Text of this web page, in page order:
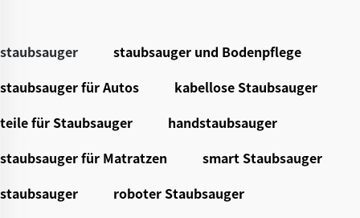
staubsauger
staubsauger und Bodenpflege
staubsauger für Autos
kabellose Staubsauger
teile für Staubsauger
handstaubsauger
staubsauger für Matratzen
smart Staubsauger
staubsauger
roboter Staubsauger